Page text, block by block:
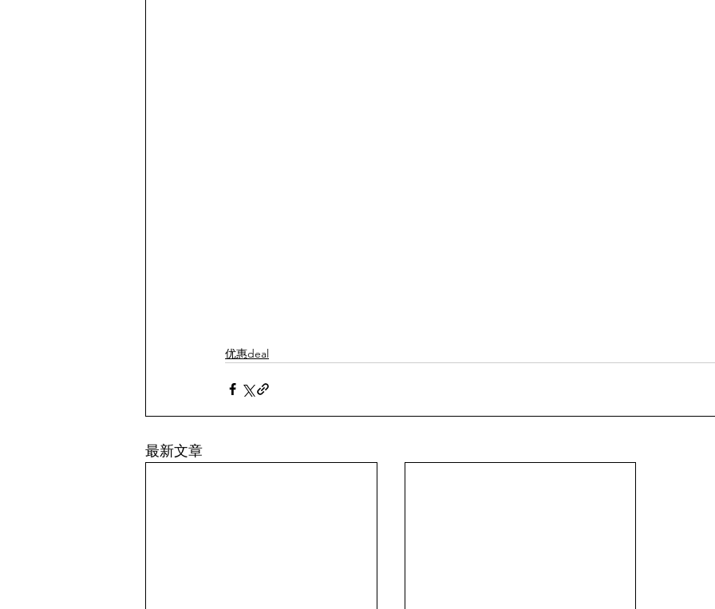
优惠deal
最新文章